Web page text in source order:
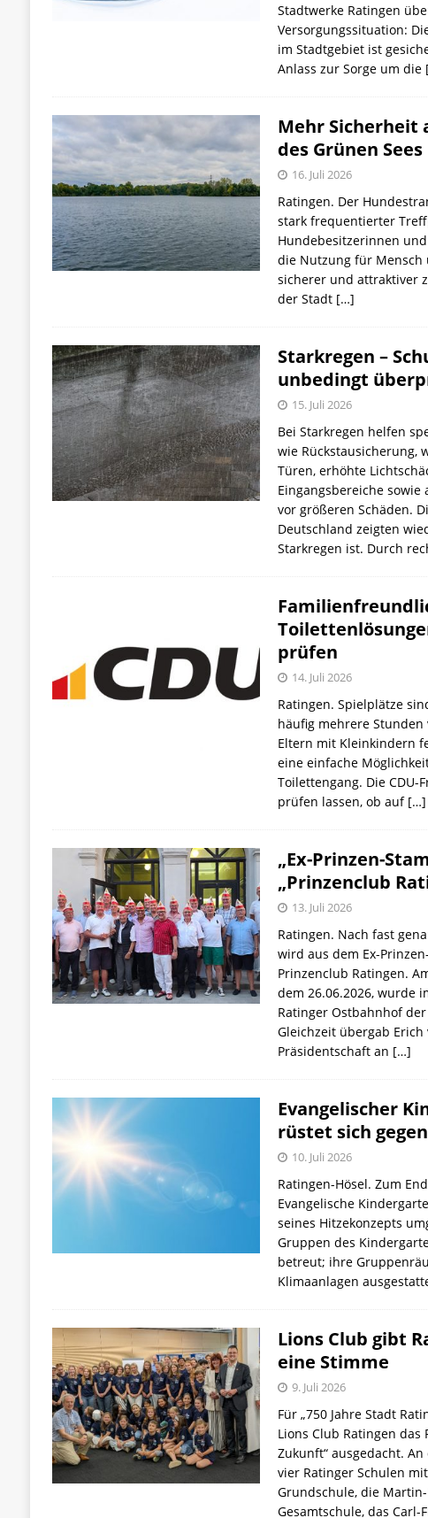
Stadtwerke Ratingen
Versorgungssituation:
im Stadtgebiet ist
Anlass zur Sorge um die
Mehr Sicherheit
des Grünen Sees
16. Juli 2026
Ratingen. Der
stark frequentierter
Hundebesitzerinnen
die Nutzung für Mensch
sicherer und attraktiver
der Stadt […]
Starkregen –
unbedingt
15. Juli 2026
Bei Starkregen helfen
wie Rückstausicherung,
Türen, erhöhte
Eingangsbereiche
vor größeren Schäden.
Deutschland zeigten
Starkregen ist. Durch
prüfen
14. Juli 2026
Ratingen. Spielplätze
häufig mehrere
Eltern mit Kleinkindern
eine einfache
Toilettengang. Die CDU-
prüfen lassen, ob auf […]
„Ex-Prinzen-
„Prinzenclub
13. Juli 2026
Ratingen. Nach fast
wird aus dem Ex-
Prinzenclub Ratingen.
dem 26.06.2026, wurde
Ratinger Ostbahnhof
Gleichzeit übergab Erich
Präsidentschaft an […]
Evangelischer
rüstet sich
10. Juli 2026
Ratingen-Hösel. Zum
Evangelische
seines Hitzekonzepts
Gruppen des
betreut; ihre
Klimaanlagen
Lions Club gibt
eine Stimme
9. Juli 2026
Für „750 Jahre Stadt
Lions Club Ratingen das
Zukunft“ ausgedacht.
vier Ratinger Schulen
Grundschule, die
Gesamtschule, das Carl-